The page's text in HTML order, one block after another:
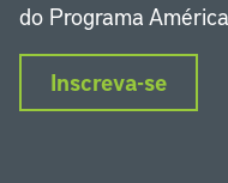
do Programa
Inscreva-se